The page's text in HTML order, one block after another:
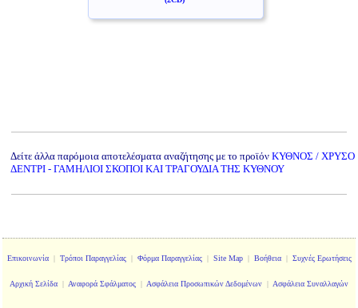
Δείτε άλλα παρόμοια αποτελέσματα αναζήτησης με το προϊόν ΚΥΘΝΟΣ / ΧΡΥΣΟ
ΔΕΝΤΡΙ - ΓΑΜΗΛΙΟΙ ΣΚΟΠΟΙ ΚΑΙ ΤΡΑΓΟΥΔΙΑ ΤΗΣ ΚΥΘΝΟΥ
Επικοινωνία| Τρόποι Παραγγελίας| Φόρμα Παραγγελίας| Site Map| Βοήθεια| Συχνές Ερωτήσεις
Αρχική Σελίδα | Αναφορά Σφάλματος | Ασφάλεια Προσωπικών Δεδομένων | Ασφάλεια Συναλλαγών